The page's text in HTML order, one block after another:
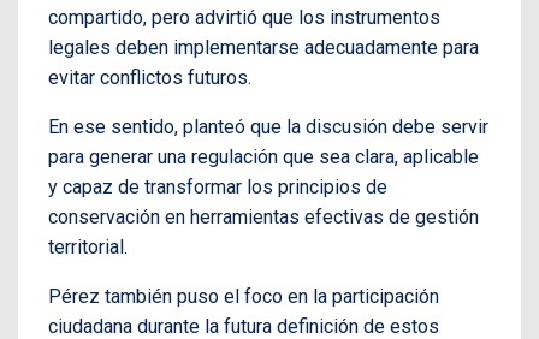
compartido, pero advirtió que los instrumentos
legales deben implementarse adecuadamente para
evitar conflictos futuros.
En ese sentido, planteó que la discusión debe servir
para generar una regulación que sea clara, aplicable
y capaz de transformar los principios de
conservación en herramientas efectivas de gestión
territorial.
Pérez también puso el foco en la participación
ciudadana durante la futura definición de estos